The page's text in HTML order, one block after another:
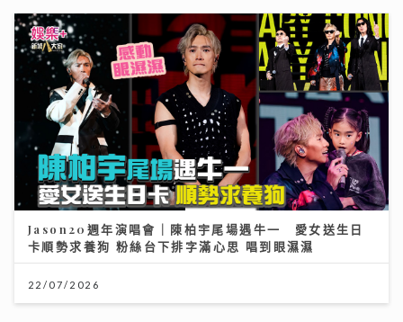
《Ben同Benson『Chur』到行》｜拍攝《繁花》獲王
家衛鼓勵臨場爆肚 Yumiko由出道至今不停學習自謔似
龜
25/07/2026